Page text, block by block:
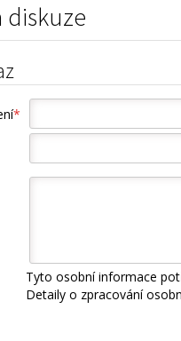
diskuze
*
Tyto osobní informace
Detaily o zpracování